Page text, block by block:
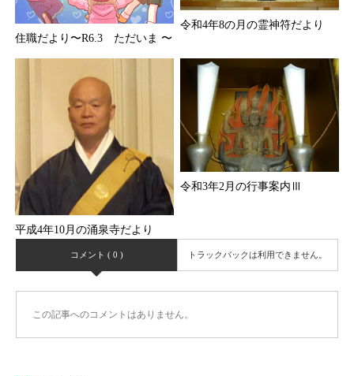
住職だより〜R6.3 ただいま 〜
令和4年8の月の霊神符だより
平成4年10月の涌泉寺だより
令和3年2月の行事案内Ⅲ
コメント ( 0 ) トラックバックは利用できません。
この記事へのコメントはありません。